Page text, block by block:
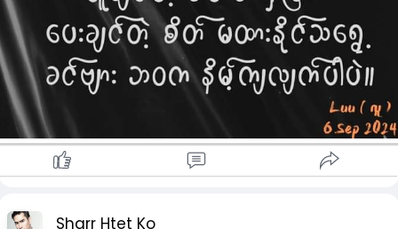
Sharr Htet Ko